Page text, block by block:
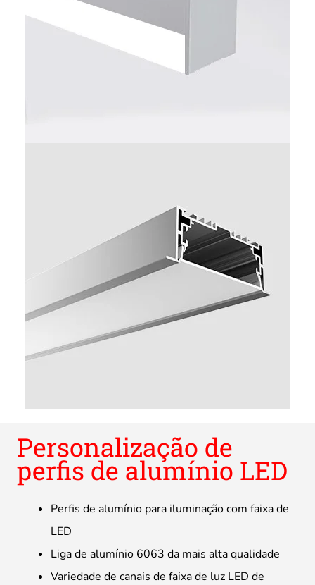
Personalização de
perfis de alumínio LED
Perfis de alumínio para iluminação com faixa de
LED
Liga de alumínio 6063 da mais alta qualidade
Variedade de canais de faixa de luz LED de